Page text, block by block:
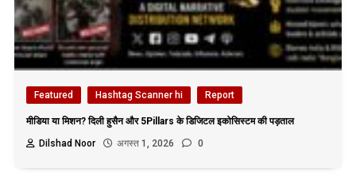
Featured Hashtag Scanner hi Report
मीडिया या मिशन? दिली हुसैन और 5Pillars के डिजिटल इकोसिस्टम की पड़ताल
Dilshad Noor
अगस्त 1, 2026 0